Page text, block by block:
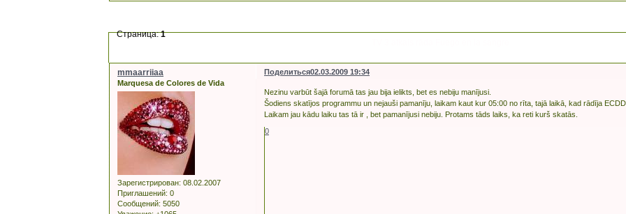
Страница:1
Поделиться02.03.2009 19:34
mmaarriiaa
Marquesa de Colores de Vida
Зарегистрирован: 08.02.2007
Приглашений: 0
Сообщений: 5050
Nezinu varbūt šajā forumā tas jau bija ielikts, bet es nebiju manījusi.
Šodiens skatījos programmu un nejauši pamanīju, laikam kaut kur 05:00 no rīta, tajā laikā, kad rādīja ECDD.
Laikam jau kādu laiku tas tā ir , bet pamanījusi nebiju. Protams tāds laiks, ka reti kurš skatās.
0